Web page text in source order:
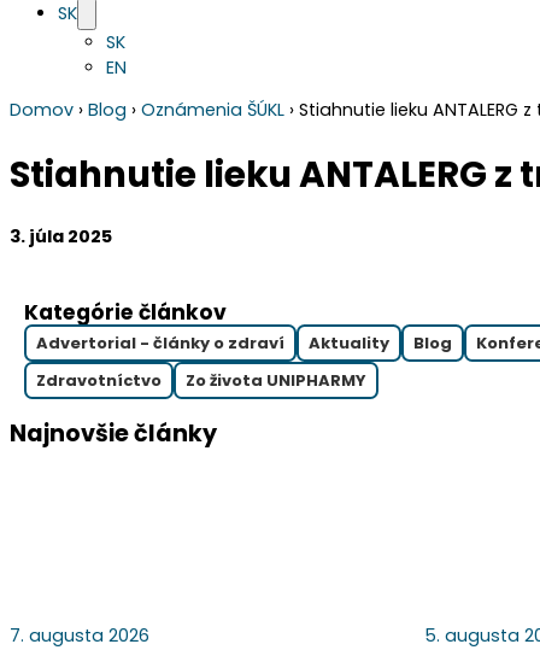
SK
SK
EN
Domov › Blog › Oznámenia ŠÚKL › Stiahnutie lieku ANTALERG
Stiahnutie lieku ANTALERG z
3. júla 2025
Kategórie článkov
Advertorial - články o zdraví Aktuality Blog
Zdravotníctvo
Zo života UNIPHARMY
Najnovšie články
7. augusta 2026 5. augusta